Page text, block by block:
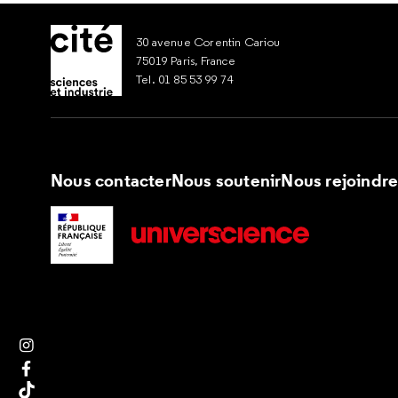
Suivez nous sur Instagram
Suivez nous sur Facebook
30 avenue Corentin Cariou
75019 Paris, France
Tel. 01 85 53 99 74
Nous contacterNous soutenirNous rejoindre